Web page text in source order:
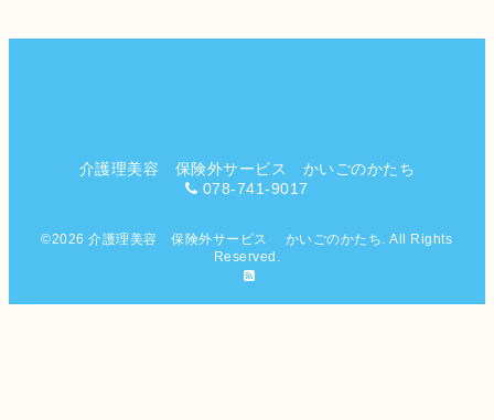
介護理美容 保険外サービス かいごのかたち
078-741-9017
©2026介護理美容 保険外サービス かいごのかたち . All Rights
Reserved.